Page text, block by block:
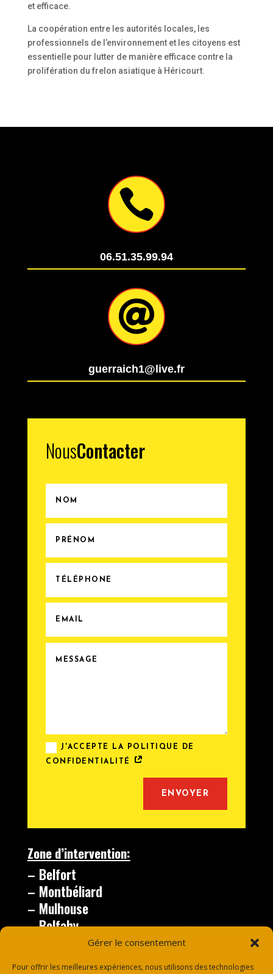
Gérer le consentement
Pour offrir les meilleures expériences, nous utilisons des technologies
et efficace.
La coopération entre les autorités locales, les
professionnels de l’environnement et les citoyens est
essentielle pour lutter de manière efficace contre la
prolifération du frelon asiatique à Héricourt.

06.51.35.99.94

guerraich1@live.fr
NousContacter
J'ACCEPTE LA POLITIQUE DE
CONFIDENTIALITÉ
ENVOYER
Zone d’intervention:
– Belfort
– Montbéliard
– Mulhouse
– Belfahy
– Vesoul